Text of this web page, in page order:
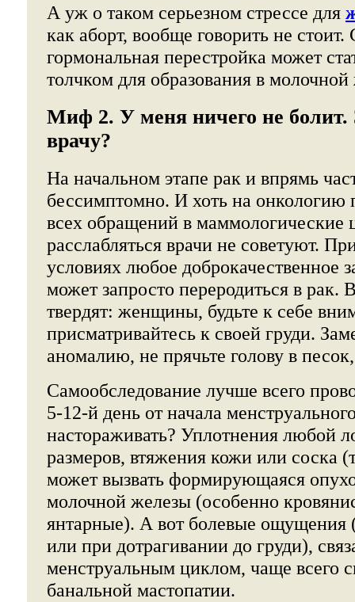
А уж о таком серьезном стрессе для
как аборт, вообще говорить не стоит.
гормональная перестройка может
толчком для образования в молочной
Миф 2. У меня ничего не болит.
врачу?
На начальном этапе рак и впрямь
бессимптомно. И хоть на онкологию
всех обращений в маммологические
расслабляться врачи не советуют.
условиях любое доброкачественное
может запросто переродиться в рак.
твердят: женщины, будьте к себе
присматривайтесь к своей груди.
аномалию, не прячьте голову в
Самообследование лучше всего
5-12-й день от начала
настораживать? Уплотнения любой
размеров, втяжения кожи или соска
может вызвать формирующаяся
молочной железы (особенно
янтарные). А вот болевые ощущения
или при дотрагивании до груди),
менструальным циклом, чаще всего
банальной мастопатии.